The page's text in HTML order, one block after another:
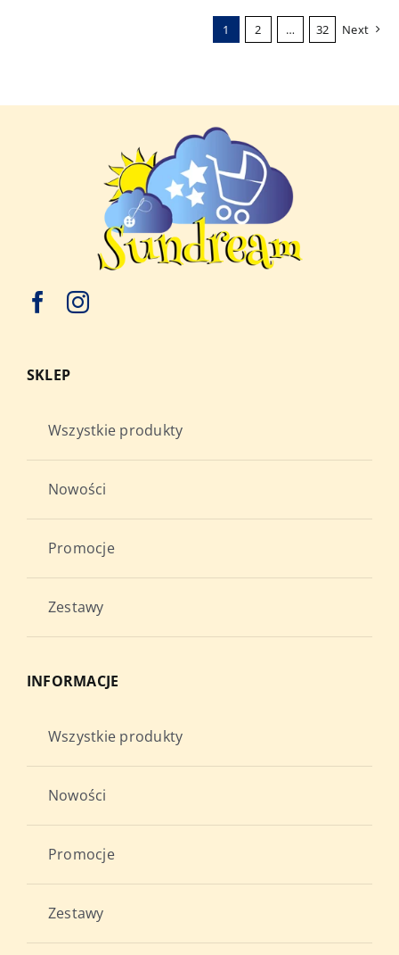
1 2 … 32 Next
SKLEP
Wszystkie produkty
Nowości
Promocje
Zestawy
INFORMACJE
Wszystkie produkty
Nowości
Promocje
Zestawy